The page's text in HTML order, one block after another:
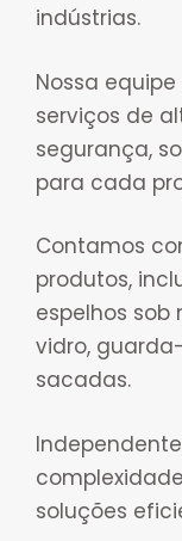
indústrias.
Nossa
serviços de
segurança,
para cada
Contamos
produtos,
espelhos sob
vidro,
sacadas.
soluções